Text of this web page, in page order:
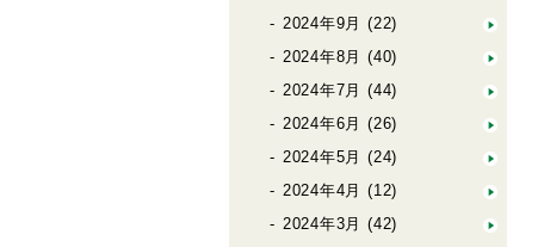
2024年9月 (22)
2024年8月 (40)
2024年7月 (44)
2024年6月 (26)
2024年5月 (24)
2024年4月 (12)
2024年3月 (42)